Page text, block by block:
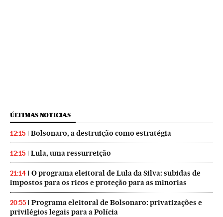
ÚLTIMAS NOTICIAS
12:15 Bolsonaro, a destruição como estratégia
12:15 Lula, uma ressurreição
21:14
O programa eleitoral de Lula da Silva: subidas de
impostos para os ricos e proteção para as minorias
20:55
Programa eleitoral de Bolsonaro: privatizações e
privilégios legais para a Polícia